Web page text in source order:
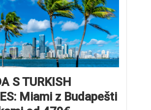
S TURKISH
Miami z Budapešti